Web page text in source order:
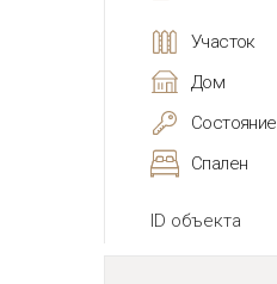
Участок
Дом
Состояние
Спален
ID объекта